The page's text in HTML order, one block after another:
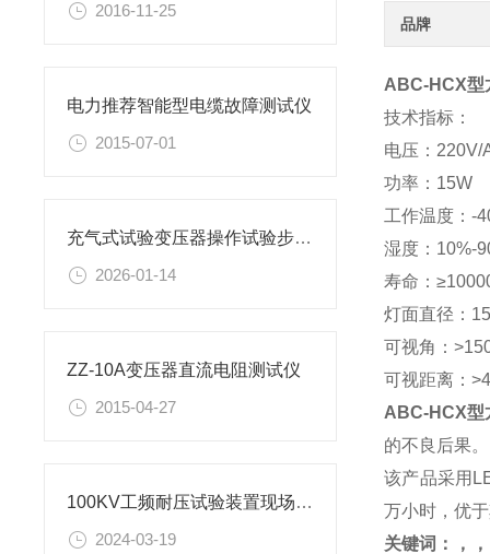
2016-11-25
电力推荐智能型电缆故障测试仪
2015-07-01
充气式试验变压器操作试验步骤介绍
2026-01-14
ZZ-10A变压器直流电阻测试仪
2015-04-27
100KV工频耐压试验装置现场使用说明
2024-03-19
品牌
ABC-HCX型
技术指标：
电压：220V/
功率：15W
工作温度：-
湿度：10%-
寿命：
灯面直径：
可视角：
可视距离：
ABC-HCX型
的不良后果。
该产品采用
万小时，优
关键词：
，
，